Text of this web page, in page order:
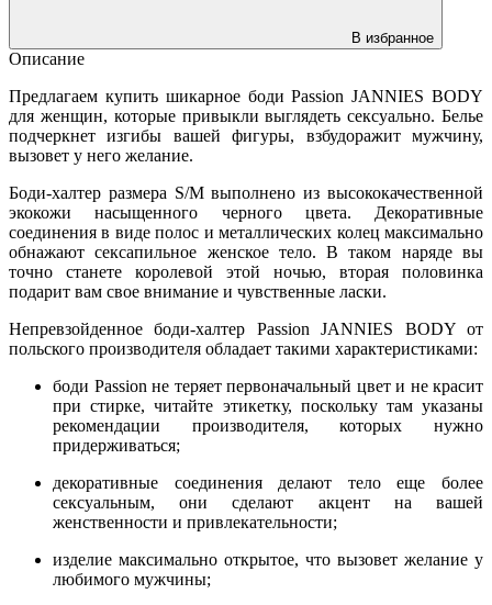
В избранное
Описание
Предлагаем купить шикарное боди Passion JANNIES BODY
для женщин, которые привыкли выглядеть сексуально. Белье
подчеркнет изгибы вашей фигуры, взбудоражит мужчину,
вызовет у него желание.
Боди-халтер размера S/M выполнено из высококачественной
экокожи насыщенного черного цвета. Декоративные
соединения в виде полос и металлических колец максимально
обнажают сексапильное женское тело. В таком наряде вы
точно станете королевой этой ночью, вторая половинка
подарит вам свое внимание и чувственные ласки.
Непревзойденное боди-халтер Passion JANNIES BODY от
польского производителя обладает такими характеристиками:
боди Passion не теряет первоначальный цвет и не красит
при стирке, читайте этикетку, поскольку там указаны
рекомендации производителя, которых нужно
придерживаться;
декоративные соединения делают тело еще более
сексуальным, они сделают акцент на вашей
женственности и привлекательности;
изделие максимально открытое, что вызовет желание у
любимого мужчины;